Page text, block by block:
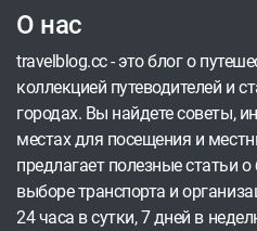
где никто не побеспокоит.
О нас
travelblog.cc - это блог о
коллекцией путеводителей и
городах. Вы найдете советы,
местах для посещения и
предлагает полезные статьи
выборе транспорта и
24 часа в сутки, 7 дней в